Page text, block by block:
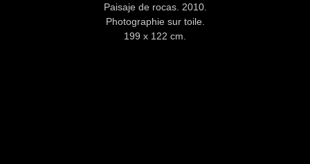
Paisaje de rocas. 2010.
Photographie sur toile.
199 x 122 cm.